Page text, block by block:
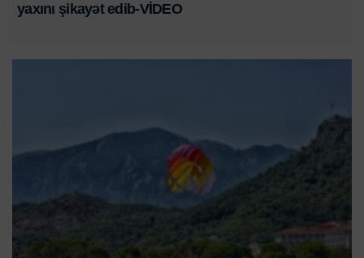
yaxını şikayət edib-VİDEO